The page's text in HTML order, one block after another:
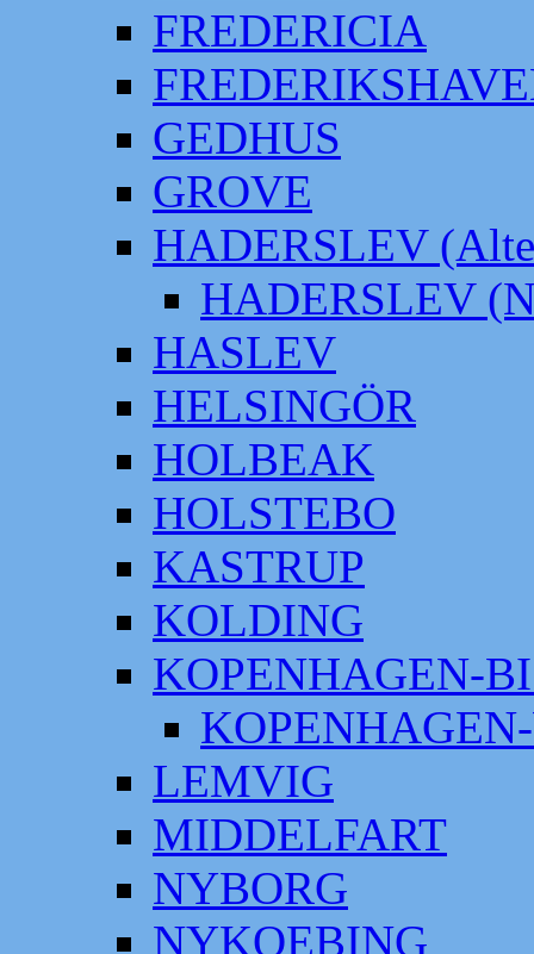
FREDERICIA
GEDHUS
GROVE
HADERSLEV
HADERSLEV
HASLEV
HELSINGÖR
HOLBEAK
HOLSTEBO
KASTRUP
KOLDING
KOPENHAGEN-
LEMVIG
MIDDELFART
NYBORG
NYKOEBING